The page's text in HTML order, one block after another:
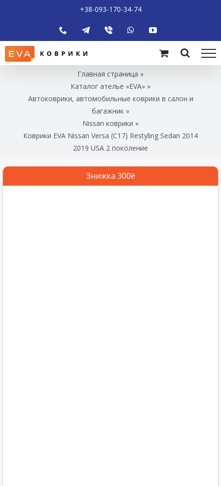
+38-093-170-34-74
Главная страница »
Каталог ателье «EVA» »
Автоковрики, автомобильные коврики в салон и
багажник »
Nissan коврики »
Коврики EVA Nissan Versa (C17) Restyling Sedan 2014
2019 USA 2 поколение
Знижка 300₴